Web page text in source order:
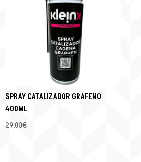
SPRAY CATALIZADOR GRAFENO
400ML
29,00€